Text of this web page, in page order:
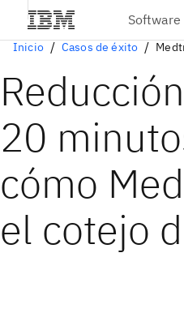
Inicio Casos de éxito
20
cómo
el cotejo